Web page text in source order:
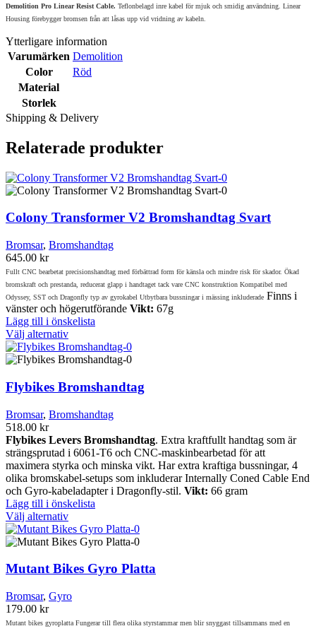
Demolition Pro Linear Resist Cable. Teflonbelagd inre kabel för mjuk och smidig användning. Linear
Housing förebygger bromsen från att låsas upp vid vridning av kabeln.
Ytterligare information
Varumärken Demolition
Color
Röd
Material
Storlek
Shipping & Delivery
Relaterade produkter
Colony Transformer V2 Bromshandtag Svart
Bromsar, Bromshandtag
645.00 kr
Fullt CNC bearbetat precisionshandtag med förbättrad form för känsla och mindre risk för skador. Ökad
bromskraft och prestanda, reducerat glapp i handtaget tack vare CNC konstruktion Kompatibel med
Odyssey, SST och Dragonfly typ av gyrokabel Utbytbara bussningar i mässing inkluderade Finns i
vänster och högerutförande Vikt: 67g
Lägg till i önskelista
Välj alternativDen
här
produkten
flera
varianter.
De
olika
alternativen
kan
väljas
på
produktsidan
Flybikes Bromshandtag
Bromsar, Bromshandtag
518.00 kr
Flybikes Levers Bromshandtag. Extra kraftfullt handtag som är
strängsprutad i 6061-T6 och CNC-maskinbearbetad för att
maximera styrka och minska vikt. Har extra kraftiga bussningar, 4
olika bromskabel-setups som inkluderar Internally Coned Cable End
och Gyro-kabeladapter i Dragonfly-stil. Vikt: 66 gram
Lägg till i önskelista
Välj alternativDen
här
produkten
flera
varianter.
De
olika
Mutant Bikes Gyro Platta
Bromsar, Gyro
179.00 kr
Mutant bikes gyroplatta Fungerar till flera olika styrstammar men blir snyggast tillsammans med en